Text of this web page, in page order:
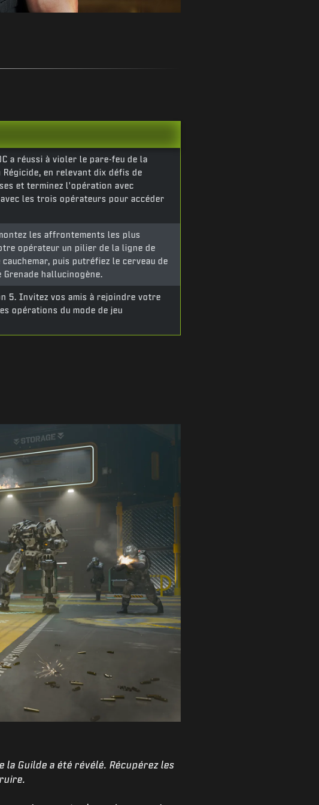
a réussi à violer le pare-feu de la
en relevant dix défis de
et terminez l'opération avec
avec les trois opérateurs pour accéder
les affrontements les plus
opérateur un pilier de la ligne de
puis putréfiez le cerveau de
hallucinogène.
5. Invitez vos amis à rejoindre votre
opérations du mode de jeu
Guilde a été révélé. Récupérez les